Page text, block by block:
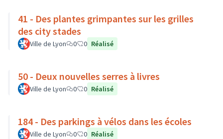
41 - Des plantes grimpantes sur les grilles
des city stades
Ville de Lyon 0 0 Réalisé
50 - Deux nouvelles serres à livres
Ville de Lyon 0 0 Réalisé
184 - Des parkings à vélos dans les écoles
Ville de Lyon 0 0 Réalisé